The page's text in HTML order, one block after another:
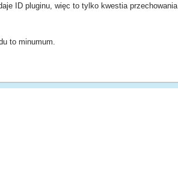
ID pluginu, więc to tylko kwestia
to minumum.